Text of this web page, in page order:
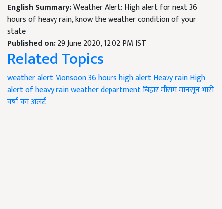
English Summary:Weather Alert: High alert for next 36
hours of heavy rain, know the weather condition of your
state
Published on:29 June 2020, 12:02 PM IST
Related Topics
weather alertMonsoon36 hours high alertHeavy rainHigh
alert of heavy rainweather departmentबिहारमौसममानसूनभारी
वर्षा का अलर्ट